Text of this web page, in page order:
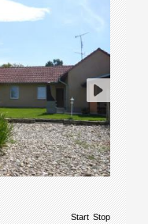
Start Stop